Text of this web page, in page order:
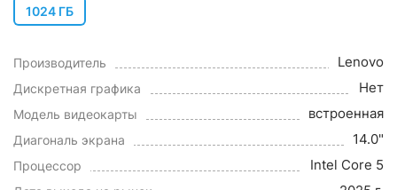
1024 ГБ
Производитель Lenovo
Дискретная графика Нет
Модель видеокарты встроенная
Диагональ экрана 14.0"
Процессор Intel Core 5